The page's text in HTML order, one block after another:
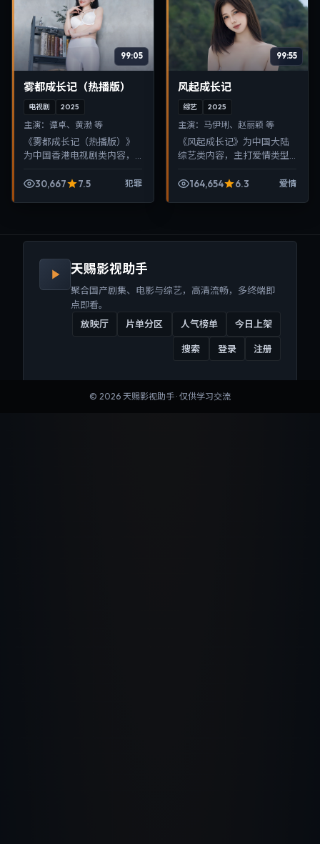
99:05
雾都成长记（热播版）
电视剧 2025
主演： 谭卓、黄渤 等
《雾都成长记（热播版）》
为中国香港电视剧类内容，
凑、画面清晰，适合移动端
30,667 7.5 犯罪
99:55
风起成长记
综艺 2025
主演： 马伊琍、赵丽颖 等
《风起成长记》为中国大陆
综艺类内容，主打爱情类型
晰，适合移动端与电视端随
164,654 6.3 爱情
天赐影视助手
聚合国产剧集、电影与综艺，高清流畅，多终端即
点即看。
放映厅
片单分区 人气榜单 今日上架
搜索 登录 注册
© 2026 天赐影视助手 · 仅供学习交流